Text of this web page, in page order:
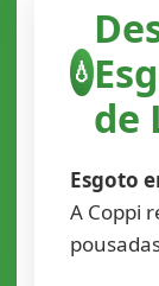
💧
de
Esgoto
A Coppi